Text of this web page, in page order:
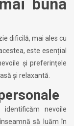
buna
dificilă, mai ales cu
este esențial
și preferințele
și relaxantă.
nevoile
să luăm în